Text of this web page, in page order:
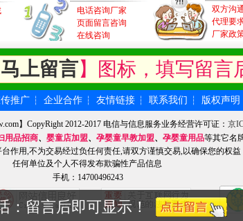
：留言后即可显示！
电话咨询厂家
页面留言咨询
在线咨询
双方沟
代理要
厂家政
马上留言】图标，填写留言
推广 ┆ 企业合作 ┆ 友情链接 ┆ 联系我们 ┆ 版权声明
】CopyRight 2012-2017 电信与信息服务业务经营许可证： 京
用品招商、 婴童店加盟、 孕婴童早教加盟、 孕婴童用品等其它名
作用,不为交易经过负任何责任,请双方谨慎交易,以确保您的权益
任何单位及个人不得发布欺骗性产品信息
手机：14700496243